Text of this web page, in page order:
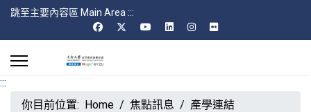
跳至主要內容區 Main Area :::
:::
你目前位置: Home 焦點訊息 產學連結